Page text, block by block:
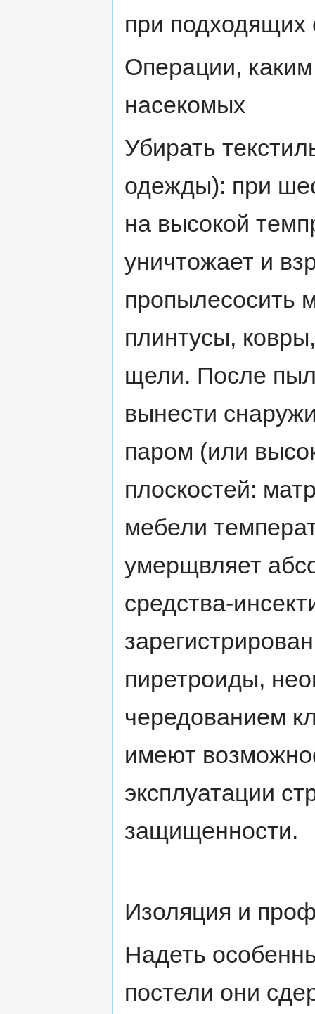
при подходящих
Операции,
насекомых
Убирать
одежды): при
на высокой
уничтожает и
пропылесосить
плинтусы,
щели. После
вынести
паром (или
плоскостей:
мебели
умерщвляет
средства-
пиретроиды,
чередованием
имеют
эксплуатации
защищенности.
Изоляция и
Надеть
постели они